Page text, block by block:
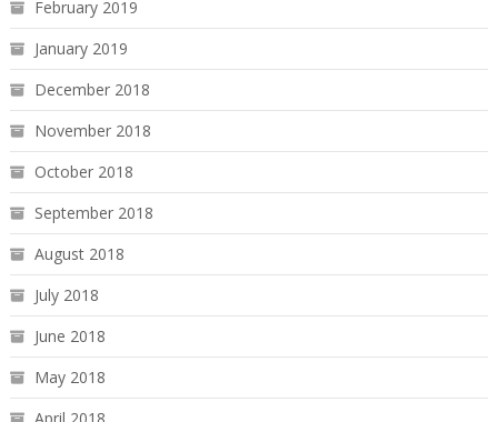
February 2019
January 2019
December 2018
November 2018
October 2018
September 2018
August 2018
July 2018
June 2018
May 2018
April 2018